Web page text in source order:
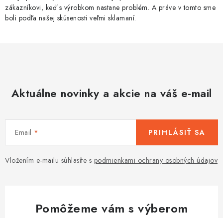
zákazníkovi, keď s výrobkom nastane problém. A práve v tomto sme
boli podľa našej skúsenosti veľmi sklamaní.
Aktuálne novinky a akcie na váš e-mail
Email
Vložením e-mailu súhlasíte s podmienkami ochrany osobných údajov
PRIHLÁSIŤ SA
Pomôžeme vám s výberom